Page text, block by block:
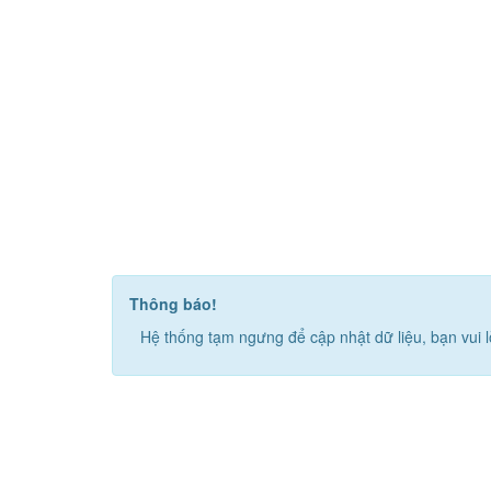
Thông báo!
Hệ thống tạm ngưng để cập nhật dữ liệu, bạn vui